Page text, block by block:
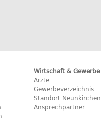
Wirtschaft & Gewerbe
Ärzte
Gewerbeverzeichnis
Standort Neunkirchen
Ansprechpartner